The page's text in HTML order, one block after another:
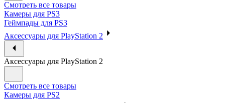
Смотреть все товары
Камеры для PS3
Геймпады для PS3
Аксессуары для PlayStation 2
Аксессуары для PlayStation 2
Смотреть все товары
Камеры для PS2